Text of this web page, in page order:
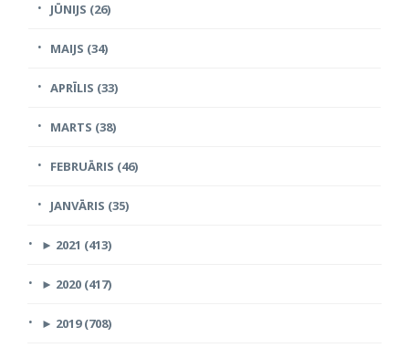
JŪNIJS (26)
MAIJS (34)
APRĪLIS (33)
MARTS (38)
FEBRUĀRIS (46)
JANVĀRIS (35)
► 2021 (413)
► 2020 (417)
► 2019 (708)